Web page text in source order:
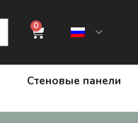
0
Стеновые панели